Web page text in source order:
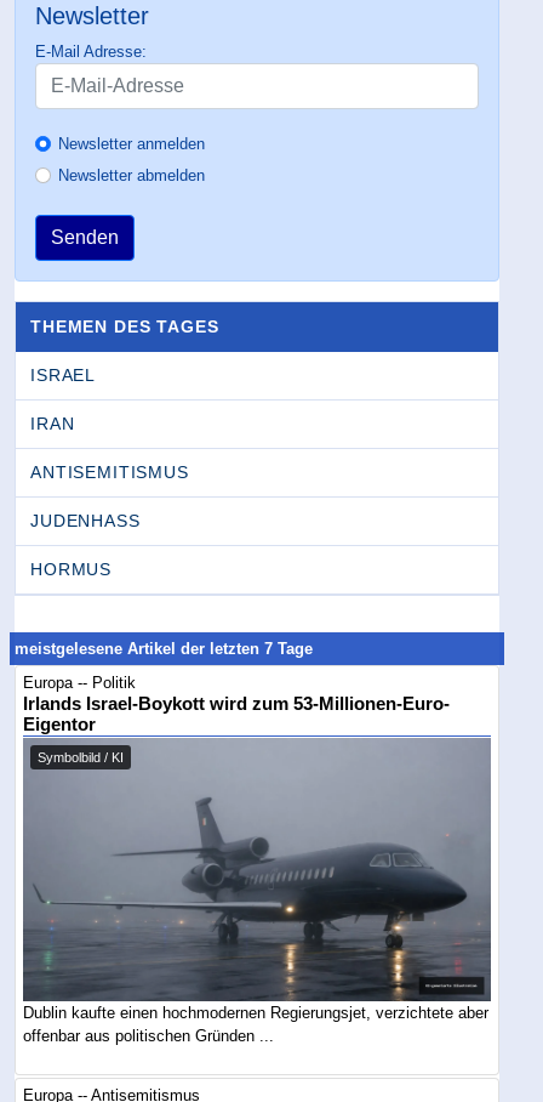
Newsletter
E-Mail Adresse:
Newsletter anmelden
Newsletter abmelden
Senden
THEMEN DES TAGES
ISRAEL
IRAN
ANTISEMITISMUS
JUDENHASS
HORMUS
meistgelesene Artikel der letzten 7 Tage
Europa -- Politik
Irlands Israel-Boykott wird zum 53-Millionen-Euro-
Eigentor
Symbolbild / KI
Dublin kaufte einen hochmodernen Regierungsjet, verzichtete aber
offenbar aus politischen Gründen ...
Europa -- Antisemitismus